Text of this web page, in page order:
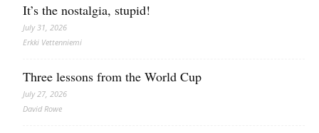
It’s the nostalgia, stupid!
July 31, 2026
Erkki Vetten­­niemi
Three lessons from the World Cup
July 27, 2026
David Rowe